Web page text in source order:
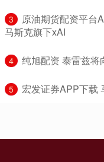
3
原油期货配资平台
马斯克旗下xAI
4 纯旭配资 泰雷兹
5 宏发证券APP下载